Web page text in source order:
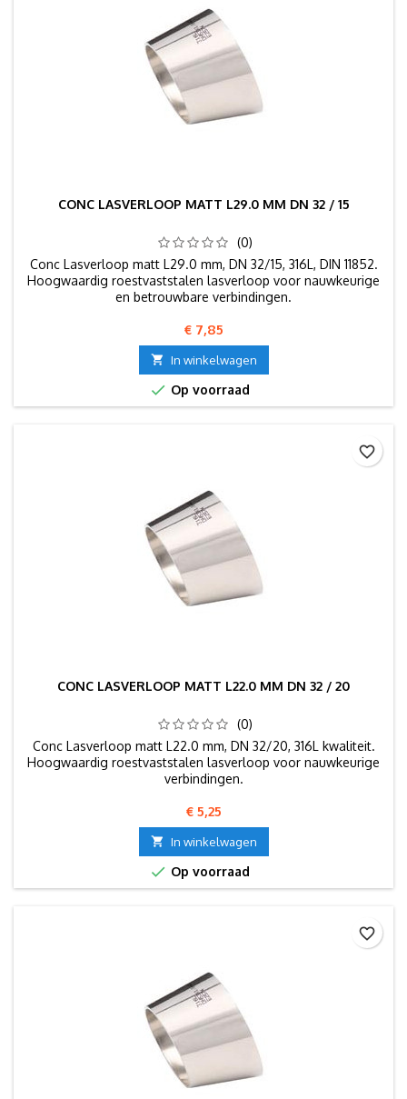
CONC LASVERLOOP MATT L29.0 MM DN 32 / 15
(0)
Conc Lasverloop matt L29.0 mm, DN 32/15, 316L, DIN 11852.
Hoogwaardig roestvaststalen lasverloop voor nauwkeurige
en betrouwbare verbindingen.
Prijs
€ 7,85
 In winkelwagen
 Op voorraad
CONC LASVERLOOP MATT L22.0 MM DN 32 / 20
(0)
Conc Lasverloop matt L22.0 mm, DN 32/20, 316L kwaliteit.
Hoogwaardig roestvaststalen lasverloop voor nauwkeurige
verbindingen.
Prijs
€ 5,25
 In winkelwagen
 Op voorraad
favorite_border
favorite_border